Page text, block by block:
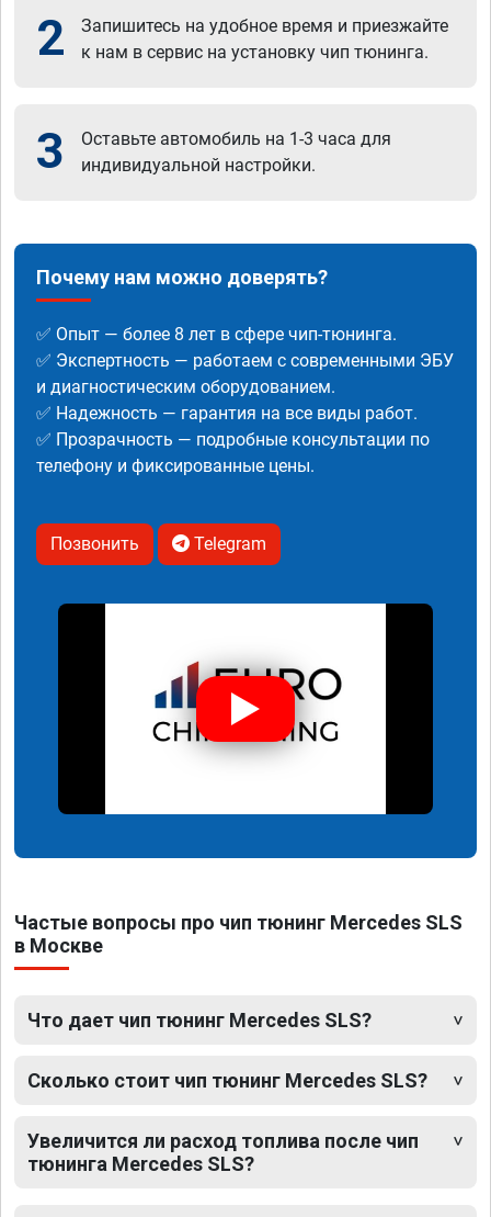
2
Запишитесь на удобное время и приезжайте
к нам в сервис на установку чип тюнинга.
3
Оставьте автомобиль на 1-3 часа для
индивидуальной настройки.
Почему нам можно доверять?
✅ Опыт — более 8 лет в сфере чип-тюнинга.
✅ Экспертность — работаем с современными ЭБУ
и диагностическим оборудованием.
✅ Надежность — гарантия на все виды работ.
✅ Прозрачность — подробные консультации по
телефону и фиксированные цены.
Позвонить Telegram
Частые вопросы про чип тюнинг Mercedes SLS
в Москве
Что дает чип тюнинг Mercedes SLS?
Сколько стоит чип тюнинг Mercedes SLS?
Увеличится ли расход топлива после чип
тюнинга Mercedes SLS?